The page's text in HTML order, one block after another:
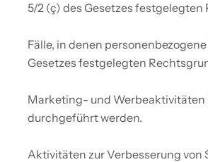
5/2 (ç) des Gesetzes festgelegten
Fälle, in denen
Gesetzes festgelegten
Marketing- und Werbeaktivitäten
durchgeführt werden.
Aktivitäten zur Verbesserung von